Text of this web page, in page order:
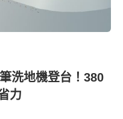
洗地機登台！380
力